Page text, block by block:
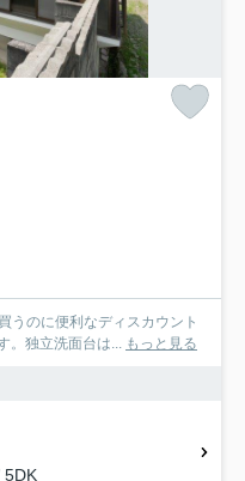
うのに便利なディスカウント
。独立洗面台は... もっと見る
5DK